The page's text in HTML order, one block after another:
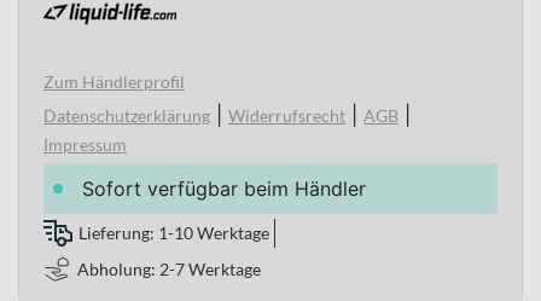
Zum Händlerprofil
Datenschutzerklärung
Widerrufsrecht AGB
Impressum
Sofort verfügbar beim Händler
Lieferung: 1-10 Werktage
Abholung: 2-7 Werktage